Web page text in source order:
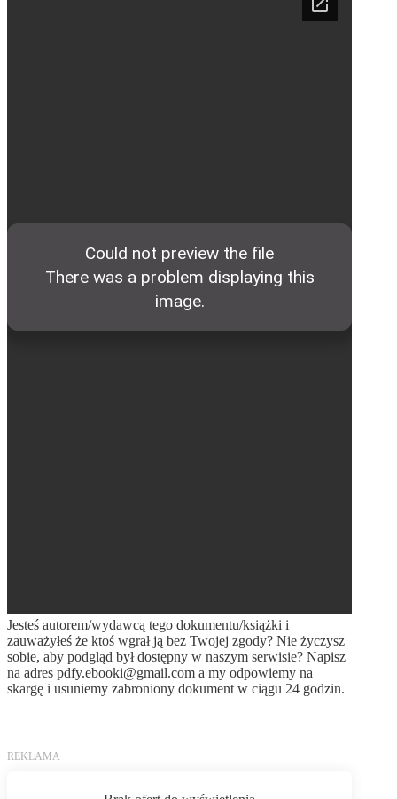
Jesteś autorem/wydawcą tego dokumentu/książki i
zauważyłeś że ktoś wgrał ją bez Twojej zgody? Nie życzysz
sobie, aby podgląd był dostępny w naszym serwisie? Napisz
na adres pdfy.ebooki@gmail.com a my odpowiemy na
skargę i usuniemy zabroniony dokument w ciągu 24 godzin.